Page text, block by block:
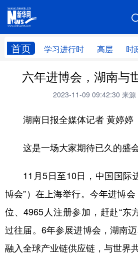
首页 学习进行时 高层 时
网站地图
学习进行时 高层
财经
台湾 思客智库 全球
访谈 视频
法律 中央文件
学术中国 乡村振兴
六年进博会，湖南与
2023-11-09 09:42:30 来源
湖南日报全媒体记者 黄婷婷
这是一场大家期待已久的盛会
11月5日至10日，中国国际
博会”）在上海举行。今年进博
位、4965人注册参加，赶赴“东
过往届。6年参展进博会，湖南
融入全球产业链供应链，与世界